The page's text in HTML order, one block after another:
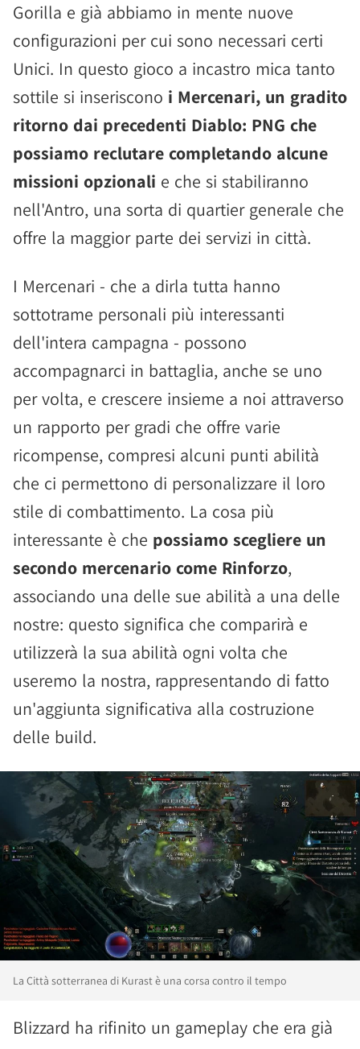
Gorilla e già abbiamo in mente nuove
configurazioni per cui sono necessari certi
Unici. In questo gioco a incastro mica tanto
sottile si inseriscono i Mercenari, un gradito
ritorno dai precedenti Diablo: PNG che
possiamo reclutare completando alcune
missioni opzionali e che si stabiliranno
nell'Antro, una sorta di quartier generale che
offre la maggior parte dei servizi in città.
I Mercenari - che a dirla tutta hanno
sottotrame personali più interessanti
dell'intera campagna - possono
accompagnarci in battaglia, anche se uno
per volta, e crescere insieme a noi attraverso
un rapporto per gradi che offre varie
ricompense, compresi alcuni punti abilità
che ci permettono di personalizzare il loro
stile di combattimento. La cosa più
interessante è che possiamo scegliere un
secondo mercenario come Rinforzo,
associando una delle sue abilità a una delle
nostre: questo significa che comparirà e
utilizzerà la sua abilità ogni volta che
useremo la nostra, rappresentando di fatto
un'aggiunta significativa alla costruzione
delle build.
La Città sotterranea di Kurast è una corsa contro il tempo
Blizzard ha rifinito un gameplay che era già